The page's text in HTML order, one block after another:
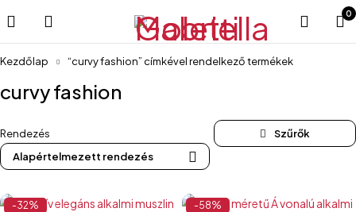
0
Kezdőlap “curvy fashion” címkével rendelkező termékek
curvy fashion
Rendezés
Alapértelmezett rendezés
-32% -58%